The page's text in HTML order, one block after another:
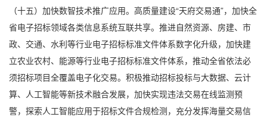
（十五）加快数智技术推广应用。高质量建设“天府交易通”，加快全
省电子招标领域各类信息系统互联共享。推进自然资源、房建、市
政、交通、水利等行业电子招标标准文件体系数字化升级，加快建
立农业农村、能源等行业电子招标标准文件体系，推动全省依法必
须招标项目全覆盖电子化交易。积极推动招标投标与大数据、云计
算、人工智能等新技术融合发展，加快实现违法交易在线监测预
警，探索人工智能应用于招标文件合规检测，充分发挥海量交易信